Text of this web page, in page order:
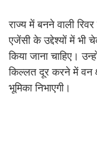
राज्य में बनने वाली
एजेंसी के उद्देश्यों में
किया जाना चाहिए।
किल्लत दूर करने में वन
भूमिका निभाएगी।